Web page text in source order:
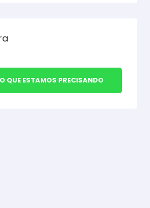
O QUE ESTAMOS PRECISANDO